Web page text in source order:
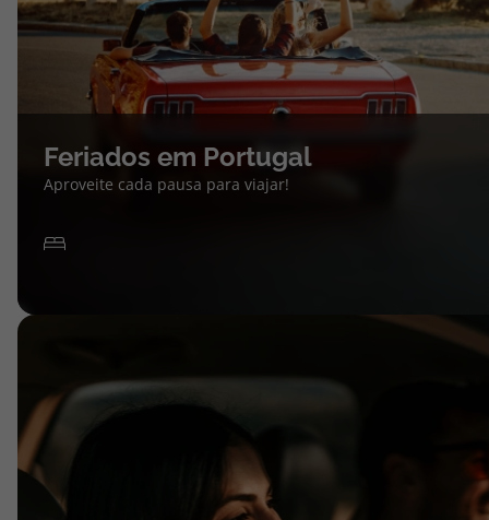
Feriados em Portugal
Aproveite cada pausa para viajar!